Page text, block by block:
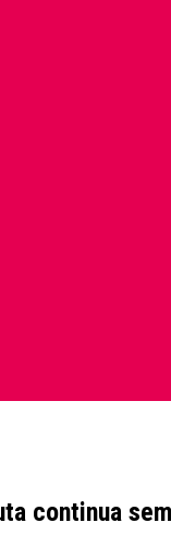
continua